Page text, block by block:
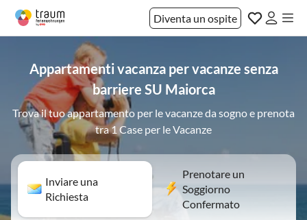
Diventa un ospite
Appartamenti vacanza per vacanze senza
barriere SU Maiorca
Trova il tuo appartamento per le vacanze da sogno e prenota
tra 1 Case per le Vacanze
Inviare una
Richiesta
Prenotare un
Soggiorno
Confermato